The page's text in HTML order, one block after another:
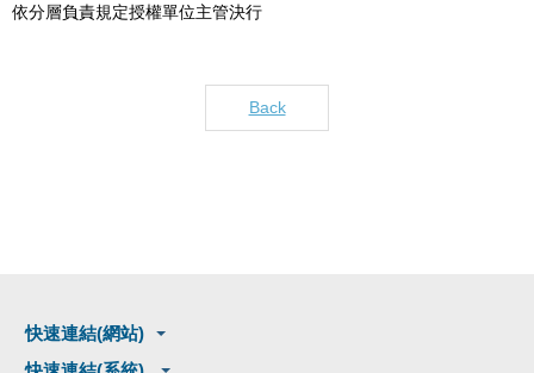
依分層負責規定授權單位主管決行
Back
快速連結(網站)